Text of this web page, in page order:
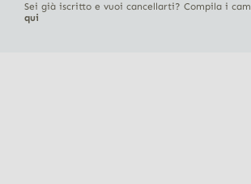
Sei già iscritto e vuoi cancellarti? Compila i
qui